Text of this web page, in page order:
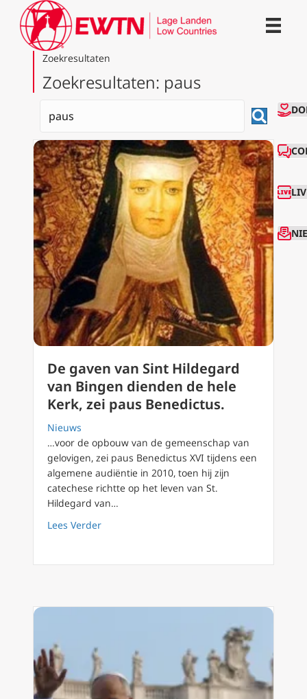
Zoekresultaten
Zoekresultaten: paus
De gaven van Sint Hildegard
van Bingen dienden de hele
Kerk, zei paus Benedictus.
Nieuws
…voor de opbouw van de gemeenschap van
gelovigen, zei paus Benedictus XVI tijdens een
algemene audiëntie in 2010, toen hij zijn
catechese richtte op het leven van St.
Hildegard van…
Lees Verderabout De gaven van Sint Hildegard van